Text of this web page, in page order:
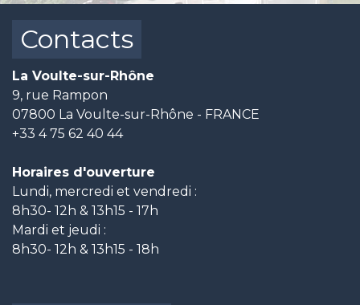
Contacts
La Voulte-sur-Rhône
9, rue Rampon
07800 La Voulte-sur-Rhône - FRANCE
+33 4 75 62 40 44
Horaires d'ouverture
Lundi, mercredi et vendredi :
8h30- 12h & 13h15 - 17h
Mardi et jeudi :
8h30- 12h & 13h15 - 18h